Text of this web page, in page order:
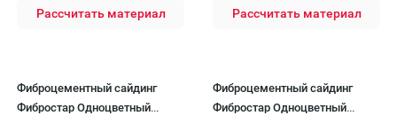
Рассчитать материал Рассчитать материал
Фиброцементный сайдинг
Фибростар Одноцветный
Фиброцементный сайдинг
Фибростар Одноцветный